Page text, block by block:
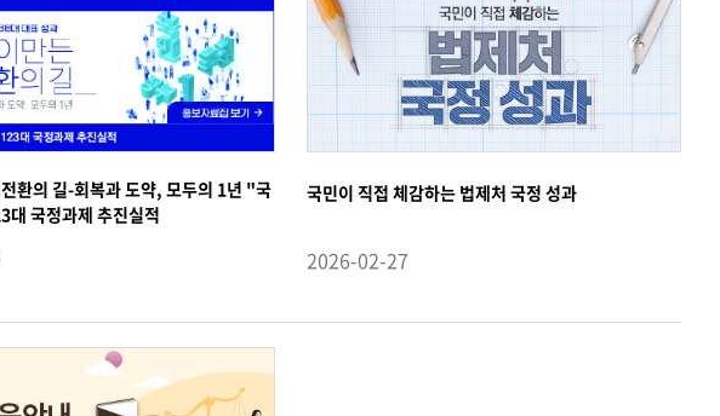
환의 길-회복과 도약, 모두의 1년 "국
대 국정과제 추진실적
국민이 직접 체감하는 법제처 국정 성과
2026-02-27